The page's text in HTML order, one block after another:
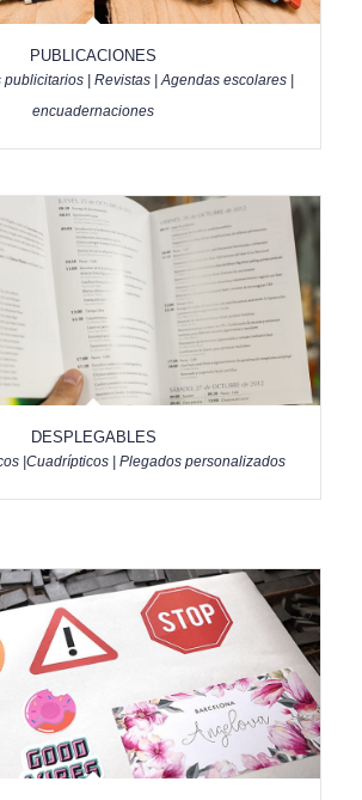
PUBLICACIONES
| Revistas | Agendas escolares |
encuadernaciones
DESPLEGABLES
|Cuadrípticos | Plegados personalizados